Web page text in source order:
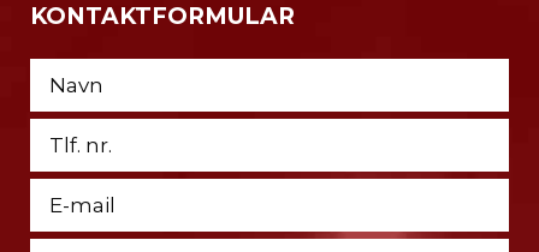
KONTAKTFORMULAR